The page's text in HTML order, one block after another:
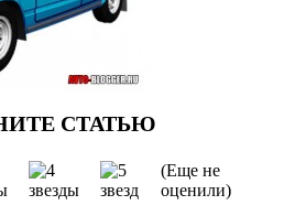
(Еще не
оценили)